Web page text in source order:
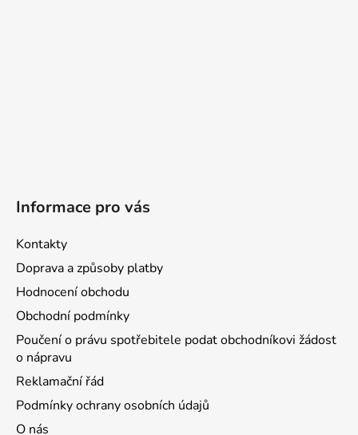
Informace pro vás
Kontakty
Doprava a způsoby platby
Hodnocení obchodu
Obchodní podmínky
Poučení o právu spotřebitele podat obchodníkovi žádost
o nápravu
Reklamační řád
Podmínky ochrany osobních údajů
O nás